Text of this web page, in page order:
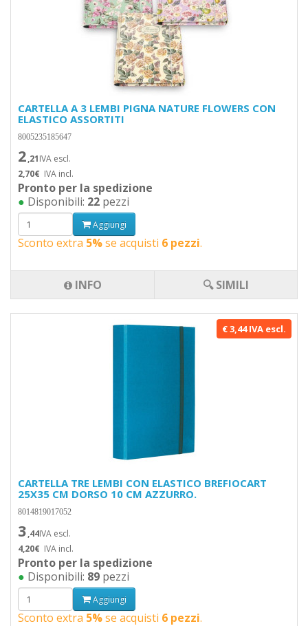
CARTELLA A 3 LEMBI PIGNA NATURE FLOWERS CON
ELASTICO ASSORTITI
8005235185647
2,21IVA escl.
2,70€ IVA incl.
Pronto per la spedizione
● Disponibili: 22 pezzi
Aggiungi
Sconto extra 5%se acquisti 6 pezzi.
INFO 🔍 SIMILI
€ 3,44 IVA escl.
CARTELLA TRE LEMBI CON ELASTICO BREFIOCART
25X35 CM DORSO 10 CM AZZURRO.
8014819017052
3,44IVA escl.
4,20€ IVA incl.
Pronto per la spedizione
● Disponibili: 89 pezzi
Aggiungi
Sconto extra 5%se acquisti 6 pezzi.